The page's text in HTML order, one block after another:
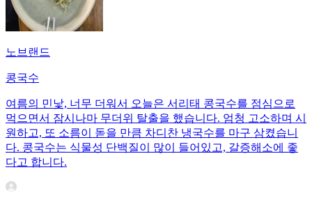
노브랜드
콩국수
여름의 민낯, 너무 더워서 오늘은 서리태 콩국수를 점심으로
먹으면서 잠시나마 무더위 탈출을 했습니다. 엄청 고소하며 시
원하고, 또 소름이 돋을 만큼 차디찬 냉국수를 마구 삼켰습니
다. 콩국수는 식물성 단백질이 많이 들어있고, 갈증해소에 좋
다고 합니다.